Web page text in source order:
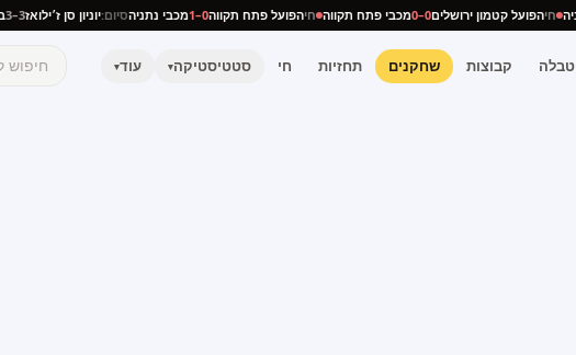
חיהפועל קטמון ירושלים0–0 מכבי פתח תקווה חיהפועל פתח תקווה0–1 מכבי נתניהסיום:יוניון סן ז׳ילואז3–3
טבלה קבוצות שחקנים תחזיות חי סטטיסטיקה▾ עוד▾